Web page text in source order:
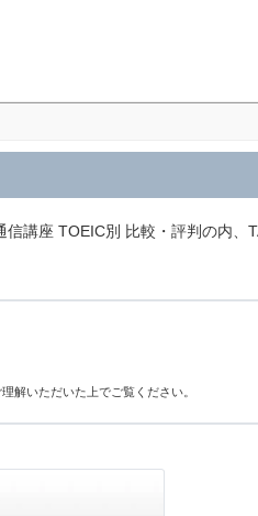
信講座 TOEIC別 比較・評判の内、
解いただいた上でご覧ください。